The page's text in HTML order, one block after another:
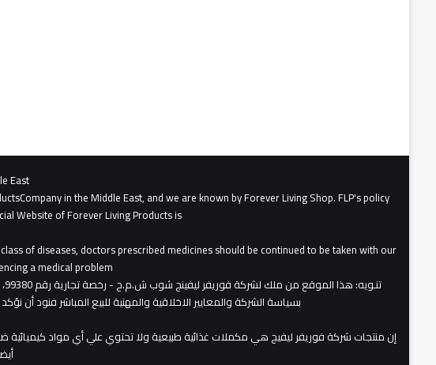
East
in the Middle East, and we are known by Forever Living Shop. FLP's policy
Website of Forever Living Products is
of diseases, doctors prescribed medicines should be continued to be taken with our
a medical problem.
تنـويه
:
بسياسة الشركة والمعايير الاخلاقية والمهنية للبيع المباشر فنود
​إن منتجات شركة فوريفر ليفيج هي مكملات غذائية طبيعية ولا تحتوي علي أي مواد